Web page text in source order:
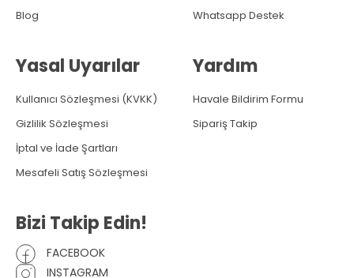
Blog
Yasal Uyarılar
Kullanıcı Sözleşmesi (KVKK)
Gizlilik Sözleşmesi
İptal ve İade Şartları
Mesafeli Satış Sözleşmesi
Whatsapp Destek
Yardım
Havale Bildirim Formu
Sipariş Takip
Bizi Takip Edin!
FACEBOOK
INSTAGRAM